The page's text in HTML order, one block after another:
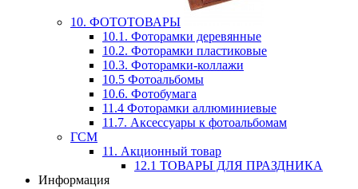
10. ФОТОТОВАРЫ
10.1. Фоторамки деревянные
10.2. Фоторамки пластиковые
10.3. Фоторамки-коллажи
10.5 Фотоальбомы
10.6. Фотобумага
11.4 Фоторамки аллюминиевые
11.7. Аксессуары к фотоальбомам
ГСМ
11. Акционный товар
12.1 ТОВАРЫ ДЛЯ ПРАЗДНИКА
Информация